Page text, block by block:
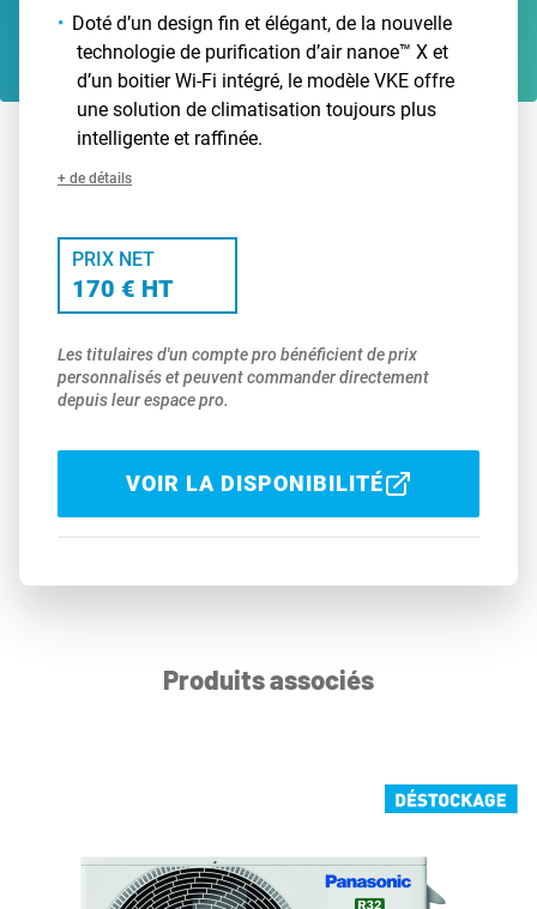
Doté d’un design fin et élégant, de la nouvelle
technologie de purification d’air nanoe™ X et
d’un boitier Wi-Fi intégré, le modèle VKE offre
une solution de climatisation toujours plus
intelligente et raffinée.
+ de détails
PRIX NET
170 € HT
Les titulaires d'un compte pro bénéficient de prix
personnalisés et peuvent commander directement
depuis leur espace pro.
VOIR LA DISPONIBILITÉ
Produits associés